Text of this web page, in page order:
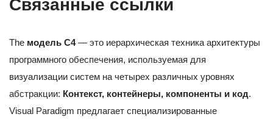
Связанные ссылки
The модель C4— это иерархическая техника архитектуры
программного обеспечения, используемая для
визуализации систем на четырех различных уровнях
абстракции: Контекст, контейнеры, компоненты и код.
Visual Paradigm предлагает специализированные